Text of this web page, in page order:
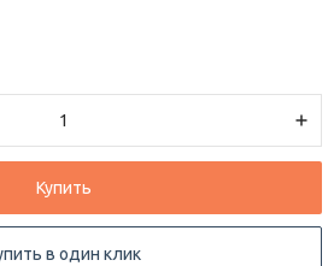
Купить
в один клик